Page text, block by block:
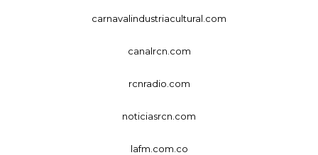
carnavalindustriacultural.com
canalrcn.com
rcnradio.com
noticiasrcn.com
lafm.com.co